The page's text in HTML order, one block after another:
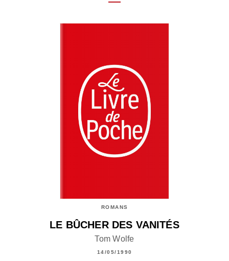
ROMANS
LE BÛCHER DES VANITÉS
Tom Wolfe
14/05/1990